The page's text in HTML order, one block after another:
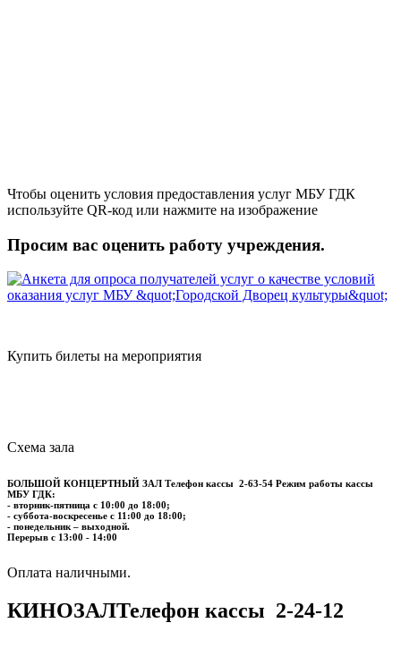
Чтобы оценить условия предоставления услуг МБУ ГДК
используйте QR-код или нажмите на изображение
Просим вас оценить работу учреждения.
Купить билеты на мероприятия
Схема зала
БОЛЬШОЙ КОНЦЕРТНЫЙ ЗАЛ Телефон кассы 2-63-54 Режим работы кассы
МБУ ГДК:
- вторник-пятница с 10:00 до 18:00;
- суббота-воскресенье с 11:00 до 18:00;
- понедельник – выходной.
Перерыв с 13:00 - 14:00
​​​​​​​Оплата наличными.
КИНОЗАЛТелефон кассы 2-24-12